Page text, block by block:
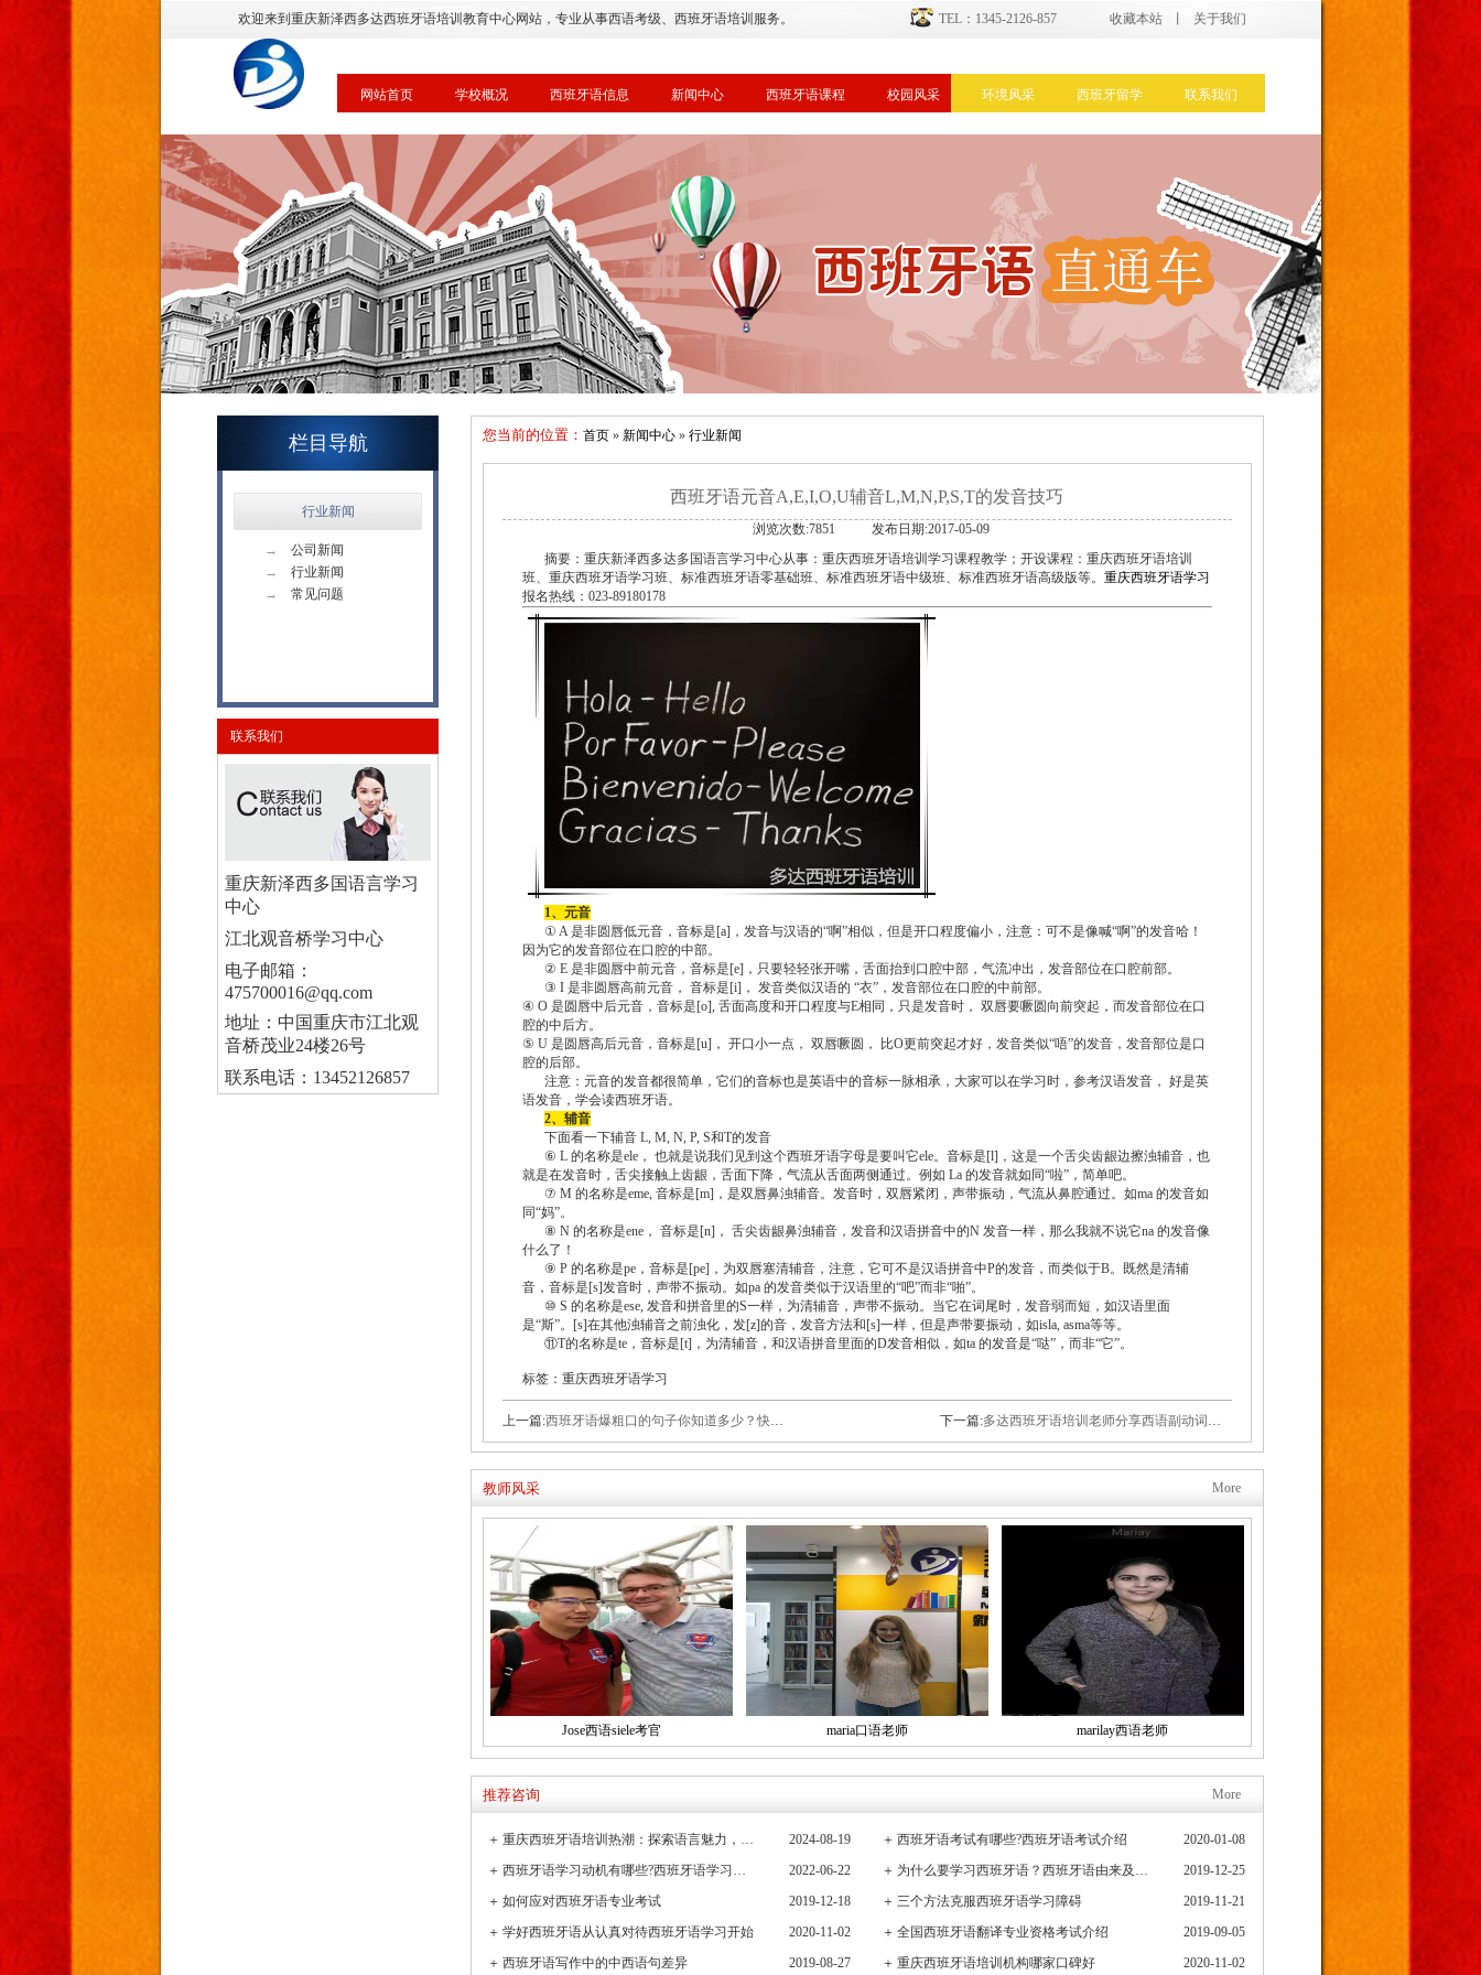
欢迎来到重庆新泽西多达西班牙语培训教育中心网站，专业从事西语考级、西班牙语培训服务。 收藏本站 关于我们
TEL：1345-2126-857
网站首页 学校概况 西班牙语信息 新闻中心 西班牙语课程 校园风采 环境风采 西班牙留学 联系我们
栏目导航
行业新闻
→
公司新闻
→
行业新闻
→
常见问题
联系我们
重庆新泽西多国语言学习
中心
江北观音桥学习中心
电子邮箱：
475700016@qq.com
地址：中国重庆市江北观
音桥茂业24楼26号
联系电话：13452126857
您当前的位置： 首页 » 新闻中心 » 行业新闻
西班牙语元音A,E,I,O,U辅音L,M,N,P,S,T的发音技巧
浏览次数:7851
发布日期:2017-05-09
摘要：重庆新泽西多达多国语言学习中心从事：重庆西班牙语培训学习课程教学；开设课程：重庆西班牙语培训
班、重庆西班牙语学习班、标准西班牙语零基础班、标准西班牙语中级班、标准西班牙语高级版等。 重庆西班牙语学习
报名热线：023-89180178
1、元音
① A 是非圆唇低元音，音标是[a]，发音与汉语的“啊”相似，但是开口程度偏小，注意：可不是像喊“啊”的发音哈！
因为它的发音部位在口腔的中部。
② E 是非圆唇中前元音，音标是[e]，只要轻轻张开嘴，舌面抬到口腔中部，气流冲出，发音部位在口腔前部。
③ I 是非圆唇高前元音， 音标是[i]， 发音类似汉语的 “衣”，发音部位在口腔的中前部。
④ O 是圆唇中后元音，音标是[o], 舌面高度和开口程度与E相同，只是发音时， 双唇要噘圆向前突起，而发音部位在口
腔的中后方。
⑤ U 是圆唇高后元音，音标是[u]， 开口小一点， 双唇噘圆， 比O更前突起才好，发音类似“唔”的发音，发音部位是口
腔的后部。
注意：元音的发音都很简单，它们的音标也是英语中的音标一脉相承，大家可以在学习时，参考汉语发音， 好是英
语发音，学会读西班牙语。
2、辅音
下面看一下辅音 L, M, N, P, S和T的发音
⑥ L 的名称是ele， 也就是说我们见到这个西班牙语字母是要叫它ele。音标是[l]，这是一个舌尖齿龈边擦浊辅音，也
就是在发音时，舌尖接触上齿龈，舌面下降，气流从舌面两侧通过。例如 La 的发音就如同“啦”，简单吧。
⑦ M 的名称是eme, 音标是[m]，是双唇鼻浊辅音。发音时，双唇紧闭，声带振动，气流从鼻腔通过。如ma 的发音如
同“妈”。
⑧ N 的名称是ene， 音标是[n]， 舌尖齿龈鼻浊辅音，发音和汉语拼音中的N 发音一样，那么我就不说它na 的发音像
什么了！
⑨ P 的名称是pe，音标是[pe]，为双唇塞清辅音，注意，它可不是汉语拼音中P的发音，而类似于B。既然是清辅
音，音标是[s]发音时，声带不振动。如pa 的发音类似于汉语里的“吧”而非“啪”。
⑩ S 的名称是ese, 发音和拼音里的S一样，为清辅音，声带不振动。当它在词尾时，发音弱而短，如汉语里面
是“斯”。[s]在其他浊辅音之前浊化，发[z]的音，发音方法和[s]一样，但是声带要振动，如isla, asma等等。
⑪T的名称是te，音标是[t]，为清辅音，和汉语拼音里面的D发音相似，如ta 的发音是“哒”，而非“它”。
标签：重庆西班牙语学习
上一篇:西班牙语爆粗口的句子你知道多少？快来get it 下一篇:多达西班牙语培训老师分享西语副动词用法
教师风采 More
Jose西语siele考官 maria口语老师 marilay西语老师
推荐咨询 More
＋ 重庆西班牙语培训热潮：探索语言魅力，连接全球文化桥梁 2024-08-19 ＋ 西班牙语考试有哪些?西班牙语考试介绍
2020-01-08
＋
西班牙语学习动机有哪些?西班牙语学习重要性有哪些 2022-06-22 ＋ 为什么要学习西班牙语？西班牙语由来及发展史
2019-12-25
＋ 如何应对西班牙语专业考试 2019-12-18 ＋ 三个方法克服西班牙语学习障碍
2019-11-21
＋ 学好西班牙语从认真对待西班牙语学习开始 2020-11-02 ＋ 全国西班牙语翻译专业资格考试介绍
2019-09-05
＋ 西班牙语写作中的中西语句差异 2019-08-27 ＋ 重庆西班牙语培训机构哪家口碑好 2020-11-02